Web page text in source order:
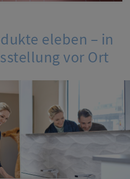
eleben – in
vor Ort